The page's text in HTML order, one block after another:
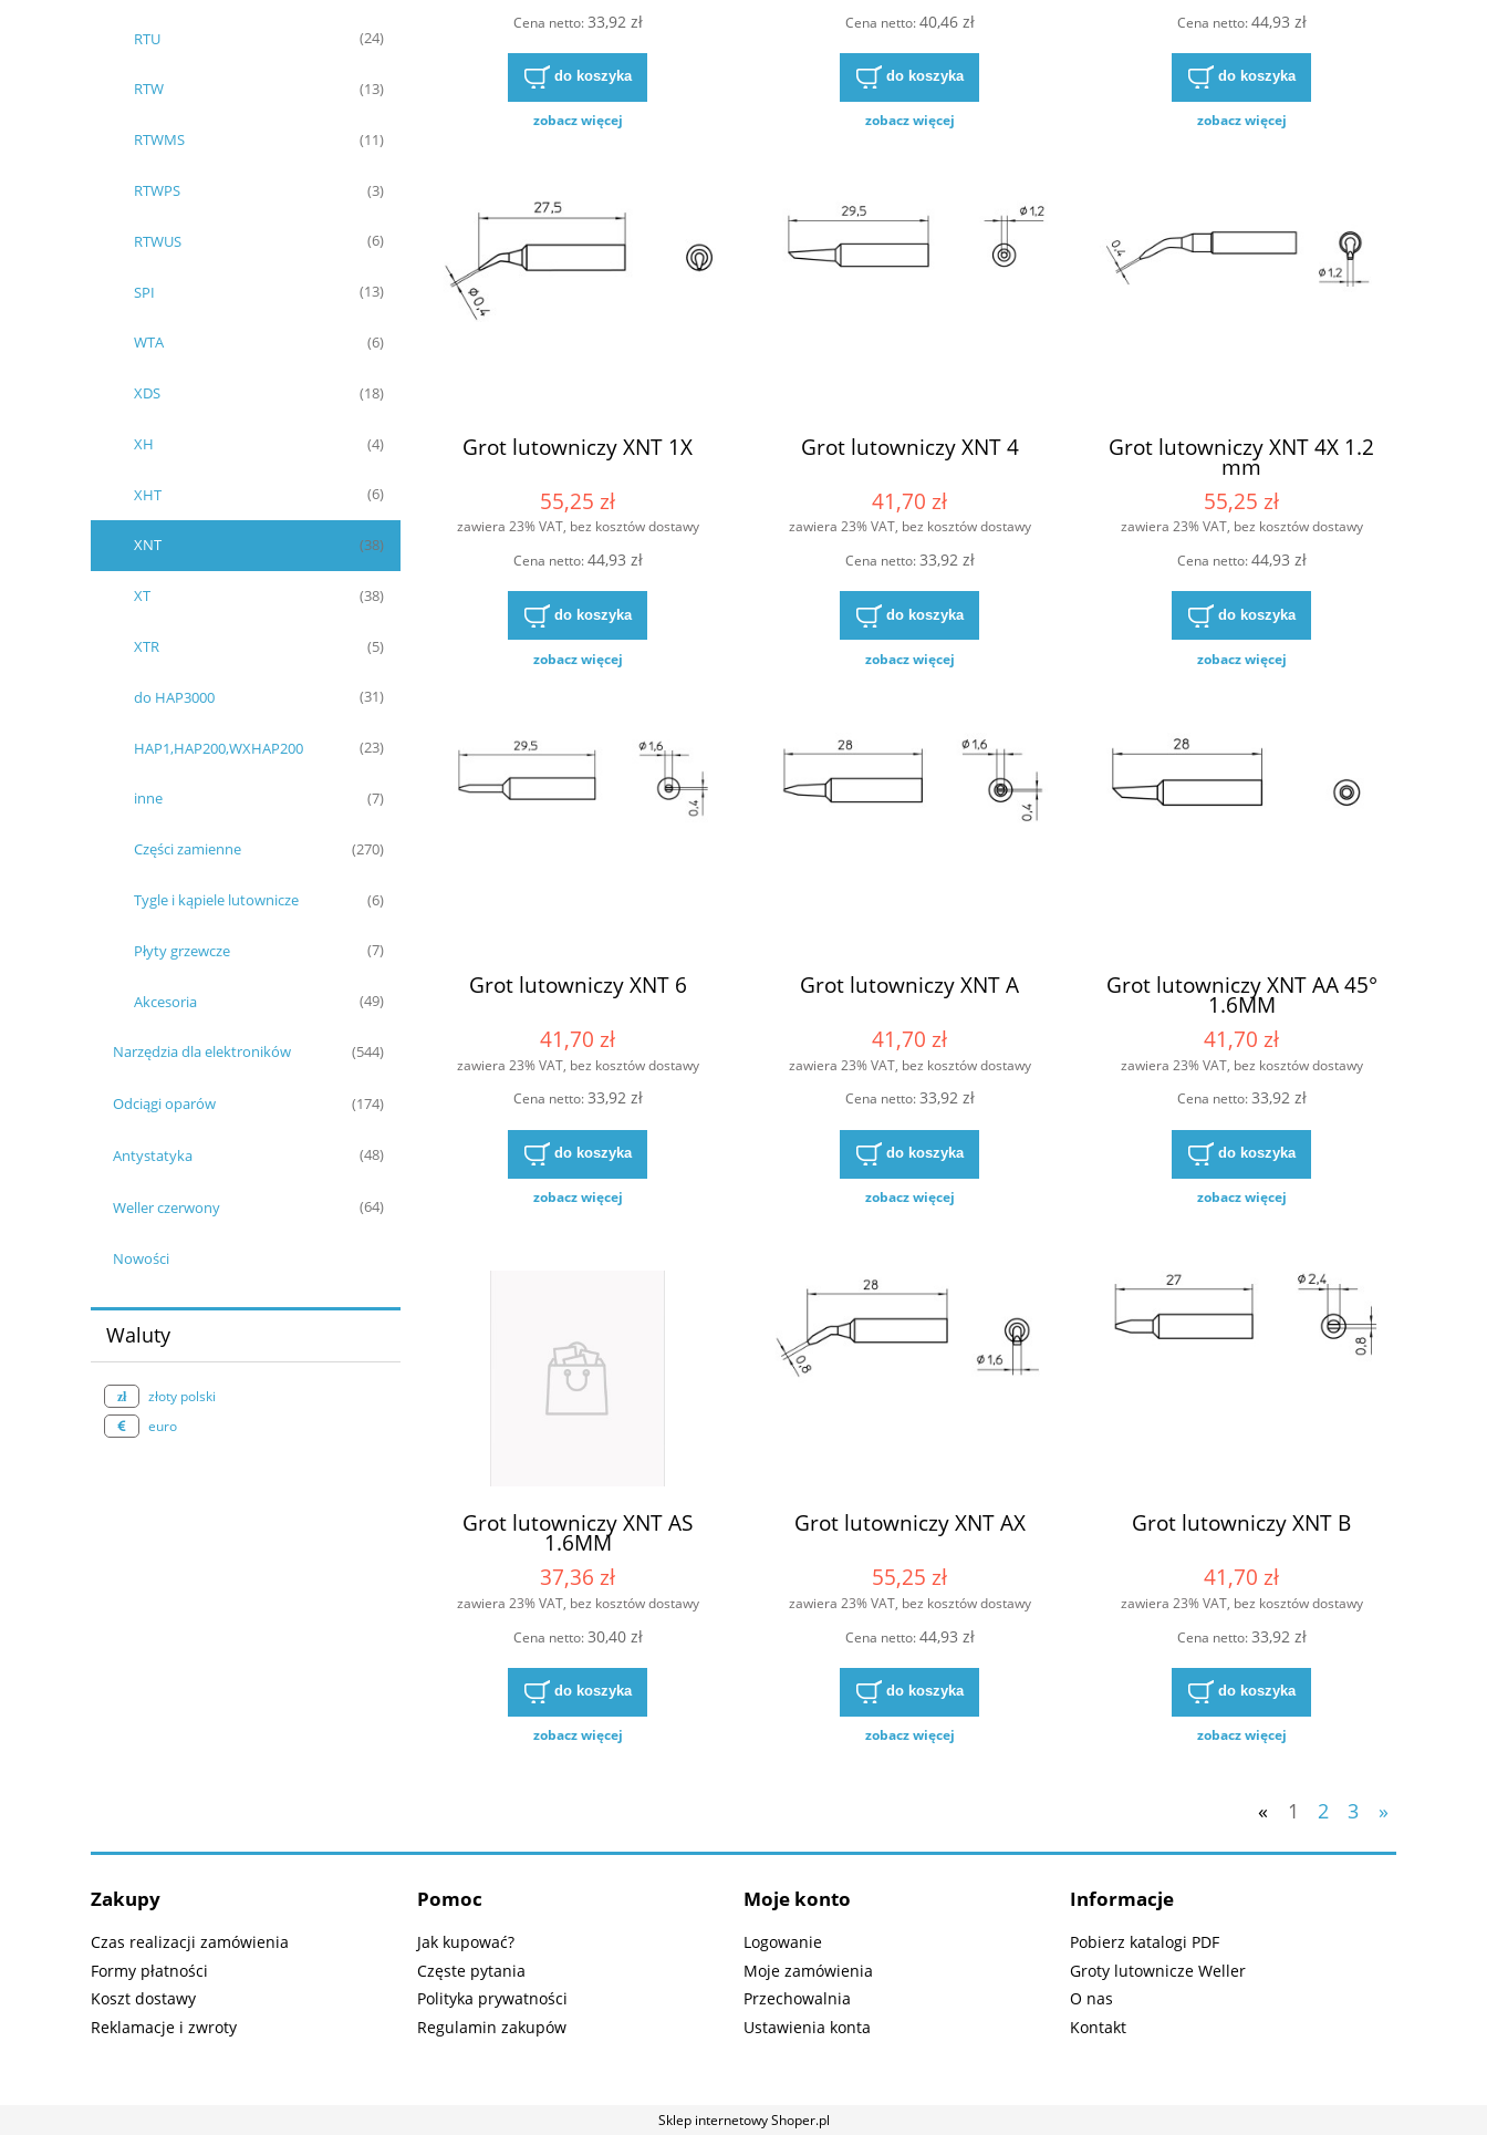
RTU (24)
RTW (13)
RTWMS (11)
RTWPS (3)
RTWUS (6)
SPI (13)
WTA (6)
XDS (18)
XH (4)
XHT (6)
XNT (38)
XT (38)
XTR (5)
do HAP3000 (31)
HAP1,HAP200,WXHAP200 (23)
inne (7)
Części zamienne (270)
Tygle i kąpiele lutownicze (6)
Płyty grzewcze (7)
Akcesoria (49)
Narzędzia dla elektroników (544)
Odciągi oparów (174)
Antystatyka (48)
Weller czerwony (64)
Nowości
Waluty
złoty polski
euro
Cena netto:33,92 zł
do koszyka
zobacz więcej
Cena netto:40,46 zł
do koszyka
zobacz więcej
Cena netto:44,93 zł
do koszyka
zobacz więcej
Grot lutowniczy XNT 1X
55,25 zł
zawiera 23% VAT, bez kosztów dostawy
Cena netto:44,93 zł
do koszyka
zobacz więcej
Grot lutowniczy XNT 4
41,70 zł
zawiera 23% VAT, bez kosztów dostawy
Cena netto:33,92 zł
do koszyka
zobacz więcej
Grot lutowniczy XNT 4X 1.2
mm
55,25 zł
zawiera 23% VAT, bez kosztów dostawy
Cena netto:44,93 zł
do koszyka
zobacz więcej
Grot lutowniczy XNT 6
41,70 zł
zawiera 23% VAT, bez kosztów dostawy
Cena netto:33,92 zł
do koszyka
zobacz więcej
Grot lutowniczy XNT A
41,70 zł
zawiera 23% VAT, bez kosztów dostawy
Cena netto:33,92 zł
do koszyka
zobacz więcej
Grot lutowniczy XNT AA 45°
1.6MM
41,70 zł
zawiera 23% VAT, bez kosztów dostawy
Cena netto:33,92 zł
do koszyka
zobacz więcej
Grot lutowniczy XNT AS
1.6MM
37,36 zł
zawiera 23% VAT, bez kosztów dostawy
Cena netto:30,40 zł
do koszyka
zobacz więcej
Grot lutowniczy XNT AX
55,25 zł
zawiera 23% VAT, bez kosztów dostawy
Cena netto:44,93 zł
do koszyka
zobacz więcej
Grot lutowniczy XNT B
41,70 zł
zawiera 23% VAT, bez kosztów dostawy
Cena netto:33,92 zł
do koszyka
zobacz więcej
« 1 2 3 »
Zakupy
Czas realizacji zamówienia
Formy płatności
Koszt dostawy
Reklamacje i zwroty
Pomoc
Jak kupować?
Częste pytania
Polityka prywatności
Regulamin zakupów
Moje konto
Logowanie
Moje zamówienia
Przechowalnia
Ustawienia konta
Informacje
Pobierz katalogi PDF
Groty lutownicze Weller
O nas
Kontakt
Sklep internetowy Shoper.pl